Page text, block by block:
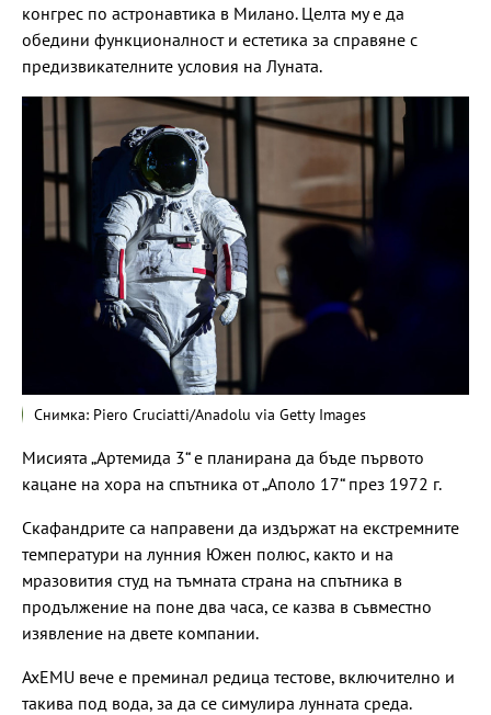
конгрес по астронавтика в Милано. Целта му е да
обедини функционалност и естетика за справяне с
предизвикателните условия на Луната.
Снимка: Piero Cruciatti/Anadolu via Getty Images
Мисията „Артемида 3“ е планирана да бъде първото
кацане на хора на спътника от „Аполо 17“ през 1972 г.
Скафандрите са направени да издържат на екстремните
температури на лунния Южен полюс, както и на
мразовития студ на тъмната страна на спътника в
продължение на поне два часа, се казва в съвместно
изявление на двете компании.
AxEMU вече е преминал редица тестове, включително и
такива под вода, за да се симулира лунната среда.